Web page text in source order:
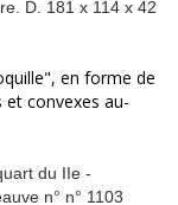
en forme de
et convexes au-